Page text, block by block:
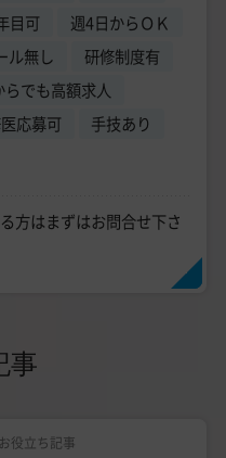
目可
週4日からＯＫ
ル無し
研修制度有
らでも高額求人
応募可
手技あり
方はまずはお問合せ下さ
事
お役立ち記事